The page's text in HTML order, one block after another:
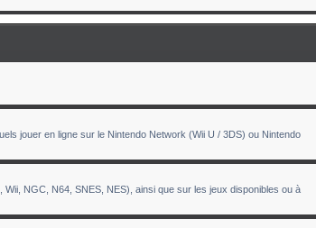
jouer en ligne sur le Nintendo Network (Wii U / 3DS) ou Nintendo
NGC, N64, SNES, NES), ainsi que sur les jeux disponibles ou à